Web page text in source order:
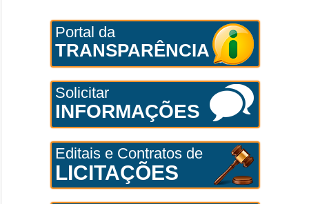
Portal da
TRANSPARÊNCIA
Solicitar
INFORMAÇÕES
Editais e Contratos de
LICITAÇÕES